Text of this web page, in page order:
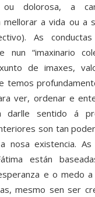
ou dolorosa, a
mellorar a vida ou a
As
nun “imaxinario
de imaxes,
temos
ver, ordenar e
darlle sentido á
son tan
nosa existencia. As
están
e o medo
mesmo sen ser